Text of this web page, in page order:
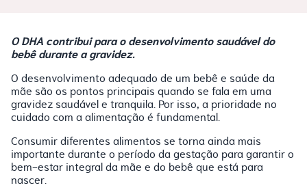
O DHA contribui para o desenvolvimento saudável do
bebê durante a gravidez.
O desenvolvimento adequado de um bebê e saúde da
mãe são os pontos principais quando se fala em uma
gravidez saudável e tranquila. Por isso, a prioridade no
cuidado com a alimentação é fundamental.
Consumir diferentes alimentos se torna ainda mais
importante durante o período da gestação para garantir o
bem-estar integral da mãe e do bebê que está para
nascer.